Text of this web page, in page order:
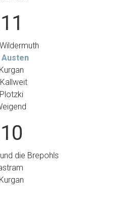
die Brepohls